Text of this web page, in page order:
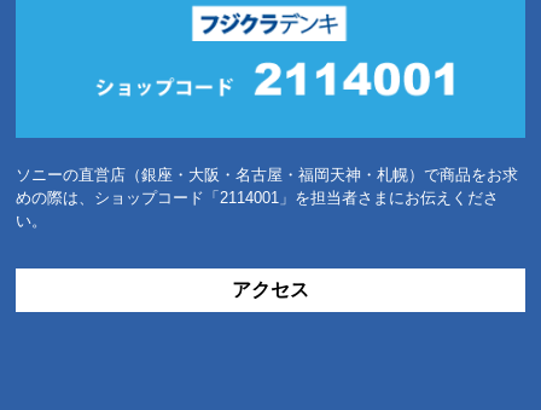
ソニーの直営店（銀座・大阪・名古屋・福岡天神・札幌）で商品をお求
めの際は、ショップコード「2114001」を担当者さまにお伝えくださ
い。
アクセス